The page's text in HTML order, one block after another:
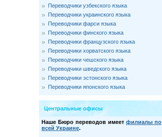
Переводчики узбекского языка
Переводчики украинского языка
Переводчики фарси языка
Переводчики финского языка
Переводчики французского языка
Переводчики хорватского языка
Переводчики чешского языка
Переводчики шведского языка
Переводчики эстонского языка
Переводчики японского языка
Центральные офисы
Наше Бюро переводов имеет филиалы по
всей Украине.